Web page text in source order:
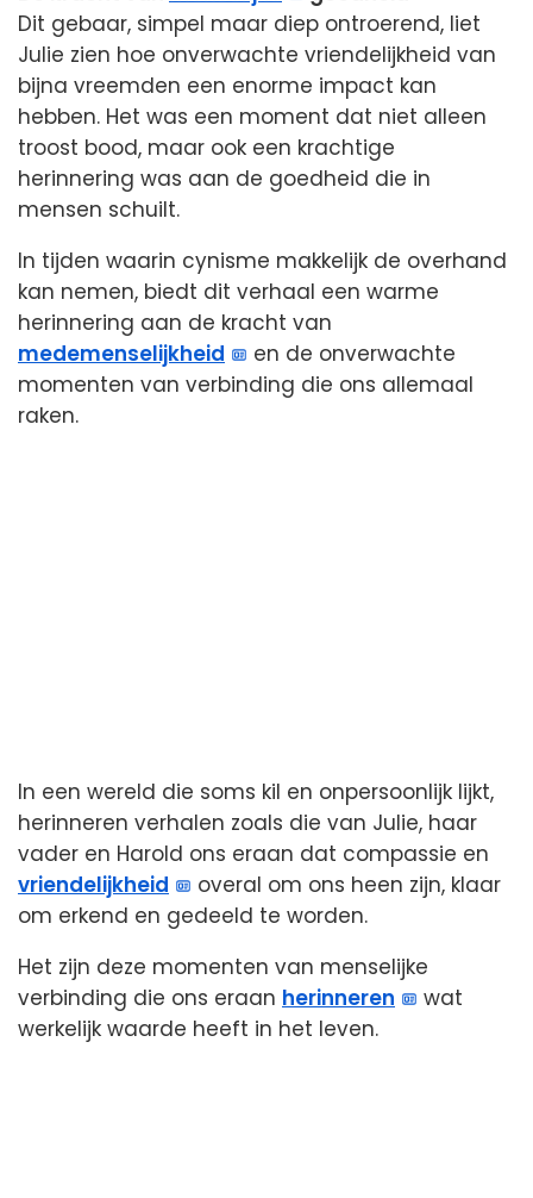
Dit gebaar, simpel maar diep ontroerend, liet
Julie zien hoe onverwachte vriendelijkheid van
bijna vreemden een enorme impact kan
hebben. Het was een moment dat niet alleen
troost bood, maar ook een krachtige
herinnering was aan de goedheid die in
mensen schuilt.
In tijden waarin cynisme makkelijk de overhand
kan nemen, biedt dit verhaal een warme
herinnering aan de kracht van
medemenselijkheid
en de onverwachte
momenten van verbinding die ons allemaal
raken.
In een wereld die soms kil en onpersoonlijk lijkt,
herinneren verhalen zoals die van Julie, haar
vader en Harold ons eraan dat compassie en
vriendelijkheid
overal om ons heen zijn, klaar
om erkend en gedeeld te worden.
Het zijn deze momenten van menselijke
verbinding die ons eraan herinneren
wat
werkelijk waarde heeft in het leven.